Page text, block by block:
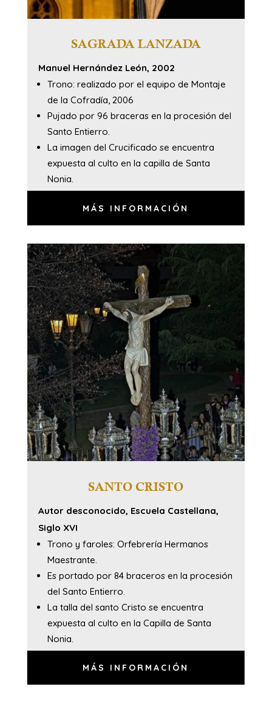
SAGRADA LANZADA
Manuel Hernández León, 2002
Trono: realizado por el equipo de Montaje
de la Cofradía, 2006
Pujado por 96 braceras en la procesión del
Santo Entierro.
La imagen del Crucificado se encuentra
expuesta al culto en la capilla de Santa
Nonia.
MÁS INFORMACIÓN
SANTO CRISTO
Autor desconocido, Escuela Castellana,
Siglo XVI
Trono y faroles: Orfebrería Hermanos
Maestrante.
Es portado por 84 braceros en la procesión
del Santo Entierro.
La talla del santo Cristo se encuentra
expuesta al culto en la Capilla de Santa
Nonia.
MÁS INFORMACIÓN